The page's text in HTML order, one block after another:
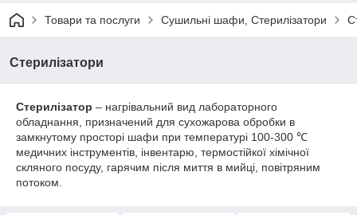
Товари та послуги Сушильні шафи, Стерилізатори
Стерилізатори
Стерилізатор – нагрівальний вид лабораторного
обладнання, призначений для сухожарова обробки в
замкнутому просторі шафи при температурі 100-300 ℃
медичних інструментів, інвентарю, термостійкої хімічної
скляного посуду, гарячим після миття в мийці, повітряним
потоком.